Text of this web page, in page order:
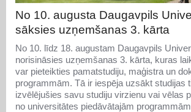
No 10. augusta Daugavpils
sāksies uzņemšanas 3. kārta
No 10. līdz 18. augustam Daugavpils
norisināsies uzņemšanas 3. kārta, kuras
var pieteikties pamatstudiju, maģistra un
programmām. Tā ir iespēja uzsākt studijas
izvēlējušies savu studiju virzienu vai vēlas
no universitātes piedāvātajām